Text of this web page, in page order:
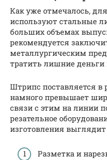
Как уже отмечалось,
используют стальные
больших объемах
рекомендуется
металлургическим
тратить лишние деньги
Штрипс поставляется в
намного превышает
связи с этим на линии
резательное
изготовления
Разметка и